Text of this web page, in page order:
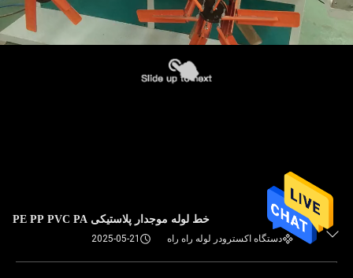
خط لوله موجدار پلاستیکی PE PP PVC PA
دستگاه اکسترودر لوله راه راه 2025-05-21